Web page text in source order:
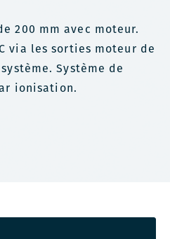
200 mm avec moteur.
via les sorties moteur de
Système de
ionisation.